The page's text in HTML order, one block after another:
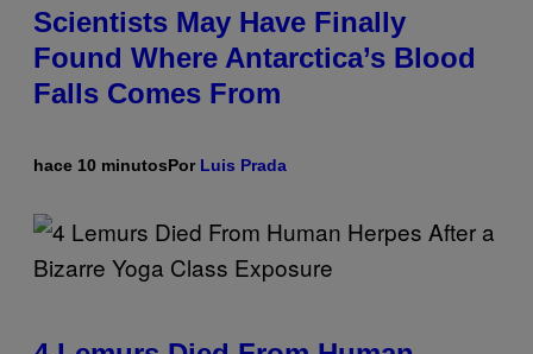
Scientists May Have Finally
Found Where Antarctica’s Blood
Falls Comes From
hace 10 minutosPor Luis Prada